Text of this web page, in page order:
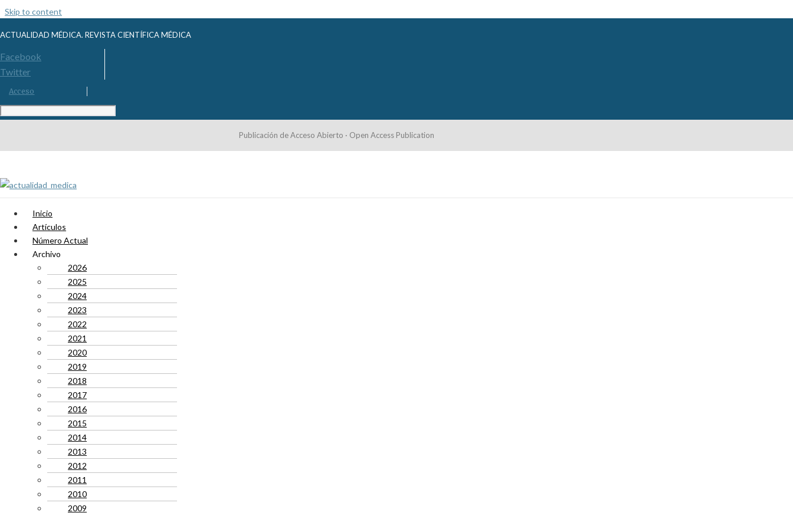
Skip to content
ACTUALIDAD MÉDICA. REVISTA CIENTÍFICA MÉDICA
Facebook
Twitter
Acceso
Publicación de Acceso Abierto · Open Access Publication
Inicio
Artículos
Número Actual
Archivo
2026
2025
2024
2023
2022
2021
2020
2019
2018
2017
2016
2015
2014
2013
2012
2011
2010
2009